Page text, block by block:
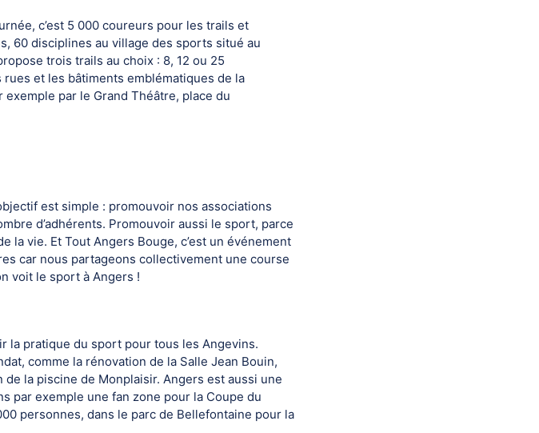
c’est 5 000 coureurs pour les trails et
60 disciplines au village des sports situé au
trois trails au choix : 8, 12 ou 25
rues et les bâtiments emblématiques de la
exemple par le Grand Théâtre, place du
est simple : promouvoir nos associations
d’adhérents. Promouvoir aussi le sport, parce
vie. Et Tout Angers Bouge, c’est un événement
car nous partageons collectivement une course
voit le sport à Angers !
la pratique du sport pour tous les Angevins.
comme la rénovation de la Salle Jean Bouin,
la piscine de Monplaisir. Angers est aussi une
par exemple une fan zone pour la Coupe du
personnes, dans le parc de Bellefontaine pour la